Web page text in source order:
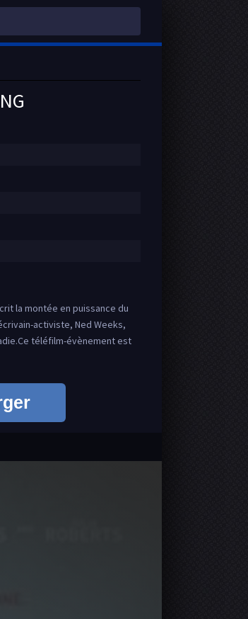
la montée en puissance du
activiste, Ned Weeks,
téléfilm-évènement est